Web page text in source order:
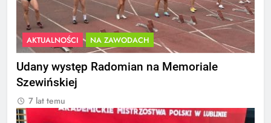
AKTUALNOŚCI NA ZAWODACH
Udany występ Radomian na Memoriale
Szewińskiej
7 lat temu